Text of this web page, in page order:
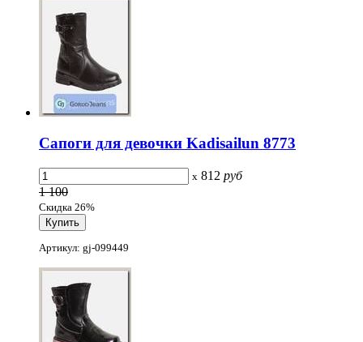
Сапоги для девочки Kadisailun 8773
x 812 руб
1 100
Скидка 26%
Артикул: gj-099449